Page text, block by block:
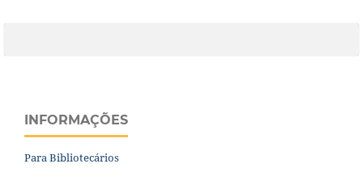
INFORMAÇÕES
Para Bibliotecários